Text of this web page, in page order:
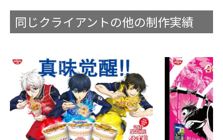
同じクライアントの他の制作実績